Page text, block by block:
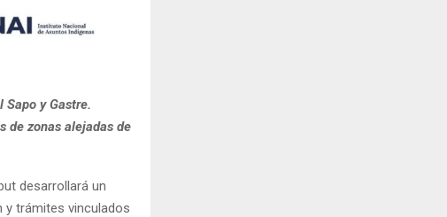
Sapo y Gastre.
de zonas alejadas de
desarrollará un
y trámites vinculados